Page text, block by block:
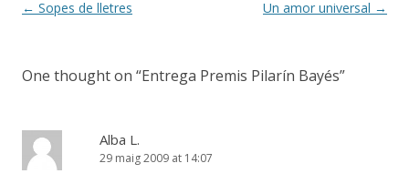
Post
← Sopes de lletres Un amor universal →
One thought on “Entrega Premis Pilarín Bayés”
Alba L.
29 maig 2009 at 14:07